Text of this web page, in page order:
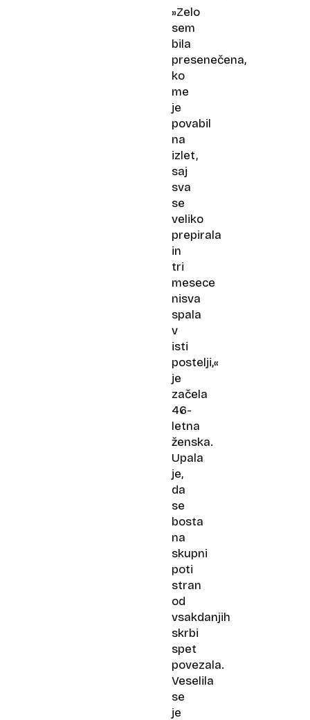
»Zelo
sem
bila
presenečena,
ko
me
je
povabil
na
izlet,
saj
sva
se
veliko
prepirala
in
tri
mesece
nisva
spala
v
isti
postelji,«
je
začela
46-
letna
ženska.
Upala
je,
da
se
bosta
na
skupni
poti
stran
od
vsakdanjih
skrbi
spet
povezala.
Veselila
se
je